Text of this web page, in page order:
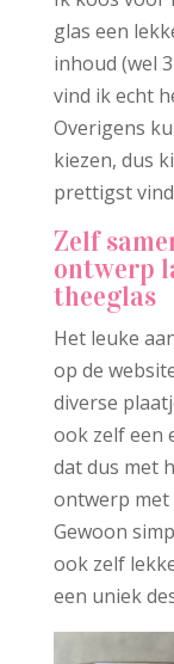
glas een
inhoud (wel
vind ik echt
Overigens
kiezen, dus
prettigst
Zelf
ontwerp
theeglas
Het leuke
op de
diverse
ook zelf een
dat dus met
ontwerp met
Gewoon
ook zelf
een uniek